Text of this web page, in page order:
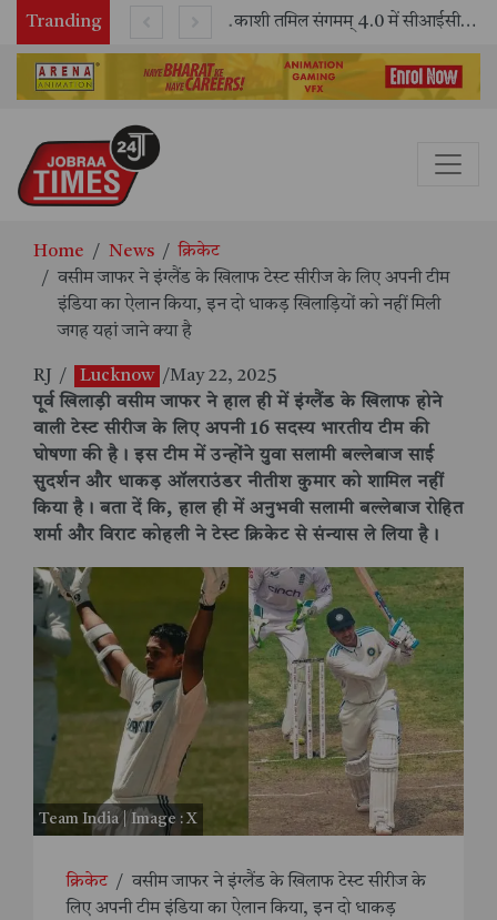
Tranding काशी तमिल संगमम् 4.0 में सीआईसीटी का स्टॉल बना तमिल भाषा और संस्कृति का केंद्र, ‘तमिल करकलाम’ से सीखना हुआ सरल
Home News
क्रिकेट
वसीम जाफर ने इंग्लैंड के खिलाफ टेस्ट सीरीज के लिए अपनी टीम
इंडिया का ऐलान किया, इन दो धाकड़ खिलाड़ियों को नहीं मिली
जगह यहां जाने क्या है
RJ / Lucknow /May 22, 2025
पूर्व खिलाड़ी वसीम जाफर ने हाल ही में इंग्लैंड के खिलाफ होने
वाली टेस्ट सीरीज के लिए अपनी 16 सदस्य भारतीय टीम की
घोषणा की है। इस टीम में उन्होंने युवा सलामी बल्लेबाज साई
सुदर्शन और धाकड़ ऑलराउंडर नीतीश कुमार को शामिल नहीं
किया है। बता दें कि, हाल ही में अनुभवी सलामी बल्लेबाज रोहित
शर्मा और विराट कोहली ने टेस्ट क्रिकेट से संन्यास ले लिया है।
Team India | Image : X
क्रिकेट / वसीम जाफर ने इंग्लैंड के खिलाफ टेस्ट सीरीज के
लिए अपनी टीम इंडिया का ऐलान किया, इन दो धाकड़